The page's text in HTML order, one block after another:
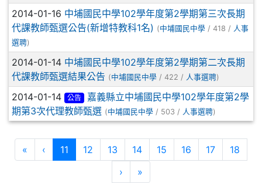
2014-01-16 中埔國民中學102學年度第2學期第三次長期
代課教師甄選公告(新增特教科1名) (中埔國民中學 / 418 / 人事
選聘)
2014-01-14 中埔國民中學102學年度第2學期第二次長期
代課教師甄選結果公告 (中埔國民中學 / 422 / 人事選聘)
2014-01-14 公告
嘉義縣立中埔國民中學102學年度第2學
期第3次代理教師甄選 (中埔國民中學 / 503 / 人事選聘)
« 第一頁
‹ 上一頁
11 (目前頁次)
12 13 14 15 16 17
18
›下一頁
»最後頁